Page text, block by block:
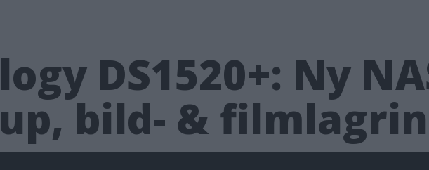
DS1520+: Ny
bild- &